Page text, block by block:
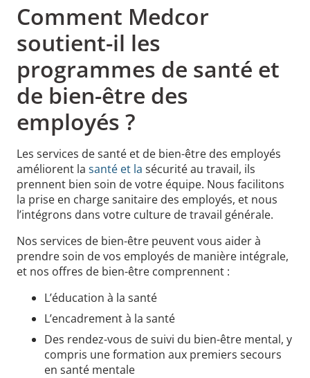
Comment Medcor
soutient-il les
programmes de santé et
de bien-être des
employés ?
Les services de santé et de bien-être des employés
améliorent la santé et la sécurité au travail, ils
prennent bien soin de votre équipe. Nous facilitons
la prise en charge sanitaire des employés, et nous
l’intégrons dans votre culture de travail générale.
Nos services de bien-être peuvent vous aider à
prendre soin de vos employés de manière intégrale,
et nos offres de bien-être comprennent :
L’éducation à la santé
L’encadrement à la santé
Des rendez-vous de suivi du bien-être mental, y
compris une formation aux premiers secours
en santé mentale